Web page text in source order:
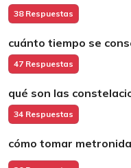
38 Respuestas
cuánto tiempo se
47 Respuestas
qué son las
34 Respuestas
cómo tomar